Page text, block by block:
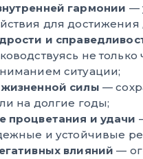
гармонии —
для достижения
и
не только
ситуации;
силы —
на долгие годы;
процветания и удачи
и устойчивые
влияний —